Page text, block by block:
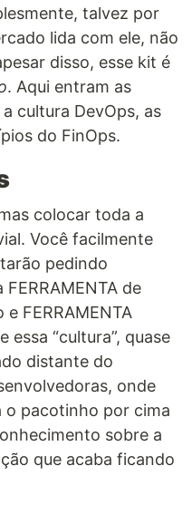
talvez por
lida com ele, não
disso, esse kit é
. Aqui entram as
cultura DevOps, as
do FinOps.
colocar toda a
Você facilmente
pedindo
de
e FERRAMENTA
essa “cultura”, quase
distante do
onde
o pacotinho por cima
sobre a
que acaba ficando